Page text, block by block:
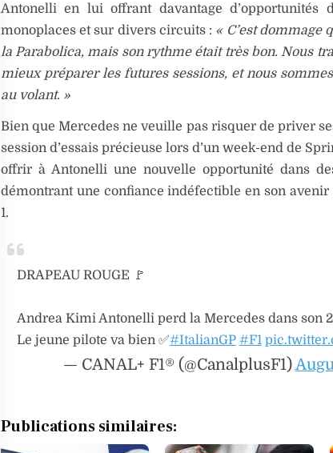
Antonelli en lui offrant davantage d’opportunités
monoplaces et sur divers circuits : « C’est dommage
la Parabolica, mais son rythme était très bon. Nous
mieux préparer les futures sessions, et nous
au volant. »
Bien que Mercedes ne veuille pas risquer de priver
session d’essais précieuse lors d’un week-end de
offrir à Antonelli une nouvelle opportunité dans
démontrant une confiance indéfectible en son
1.
DRAPEAU ROUGE 🚩
Andrea Kimi Antonelli perd la Mercedes dans son
Le jeune pilote va bien ✅#ItalianGP #F1
— CANAL+ F1® (@CanalplusF1)
Publications similaires: